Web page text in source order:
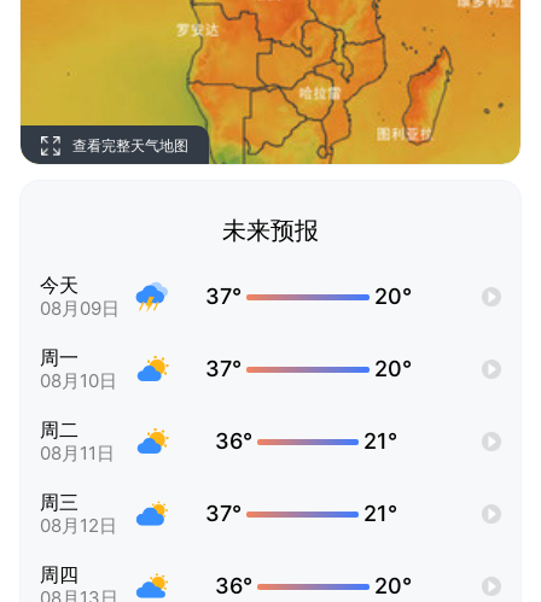
查看完整天气地图
未来预报
今天
08月09日 37° 20°
周一
08月10日 37° 20°
周二
08月11日 36° 21°
周三
08月12日 37° 21°
周四 36° 20°